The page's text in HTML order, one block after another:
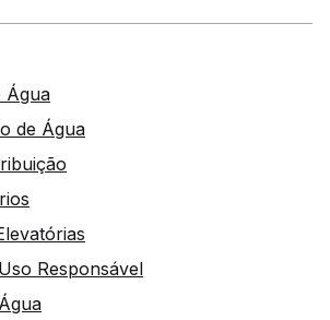
Água
de Água
Responsável